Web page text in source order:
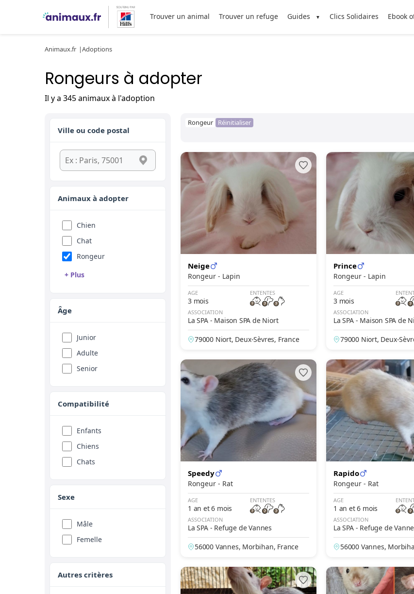
Trouver un animal Trouver un refuge Guides Clics Solidaires Ebook
Animaux.fr Adoptions
Rongeurs à adopter
Il y a 345 animaux à l'adoption
Ville ou code postal
Animaux à adopter
Chien
Chat
Rongeur
+ Plus
Equidé
Âge
Junior
Adulte
Senior
Compatibilité
Enfants
Chiens
Chats
Sexe
Mâle
Femelle
Autres critères
Rongeur Réinitialiser
Neige
Rongeur - Lapin
AGE
3 mois
ENTENTES
ASSOCIATION
La SPA - Maison SPA de Niort
79000 Niort, Deux-Sèvres, France
Prince
Rongeur - Lapin
AGE
3 mois
ASSOCIATION
La SPA - Maison SPA de
79000 Niort, Deux-
Speedy
Rongeur - Rat
AGE
1 an et 6 mois
ENTENTES
ASSOCIATION
La SPA - Refuge de Vannes
56000 Vannes, Morbihan, France
Rapido
Rongeur - Rat
AGE
1 an et 6 mois
ASSOCIATION
La SPA - Refuge de
56000 Vannes,